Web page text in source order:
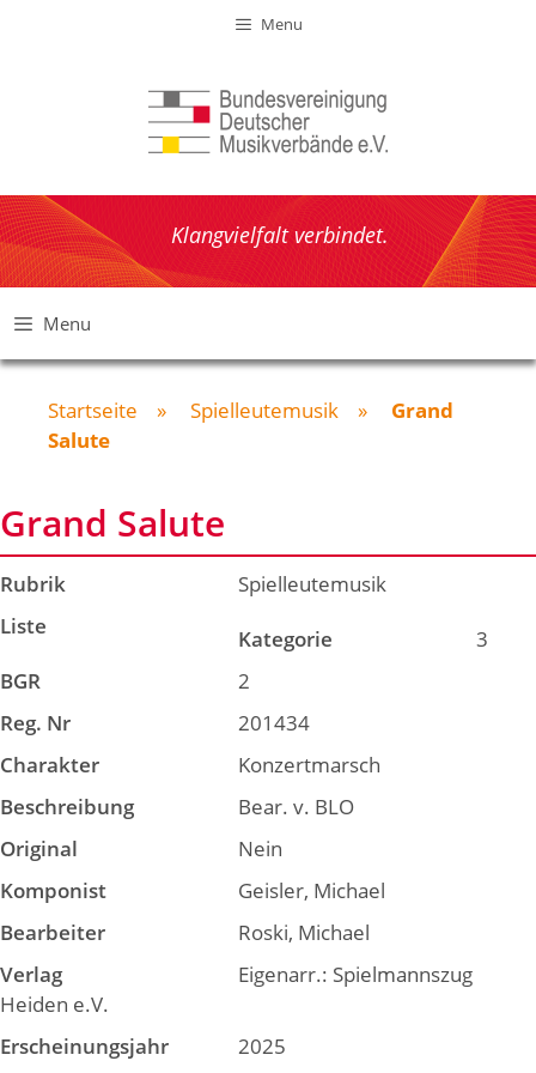
Menu
Klangvielfalt verbindet.
Menu
Startseite » Spielleutemusik » Grand
Salute
Grand Salute
Rubrik
Spielleutemusik
Liste
Kategorie
3
BGR
2
Reg. Nr
201434
Charakter
Konzertmarsch
Beschreibung
Bear. v. BLO
Original
Nein
Komponist
Geisler, Michael
Bearbeiter
Roski, Michael
Verlag
Eigenarr.: Spielmannszug
Heiden e.V.
Erscheinungsjahr
2025